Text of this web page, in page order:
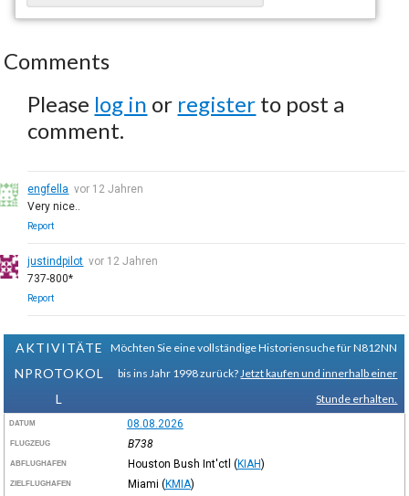
Comments
Please log in or register to post a
comment.
engfella vor 12 Jahren
Very nice..
Report
justindpilot vor 12 Jahren
737-800*
Report
AKTIVITÄTE
NPROTOKOL
L
Möchten Sie eine vollständige Historiensuche für N812NN
bis ins Jahr 1998 zurück? Jetzt kaufen und innerhalb einer
Stunde erhalten.
DATUM 08.08.2026
FLUGZEUG B738
ABFLUGHAFEN Houston Bush Int'ctl (KIAH)
ZIELFLUGHAFEN Miami (KMIA)